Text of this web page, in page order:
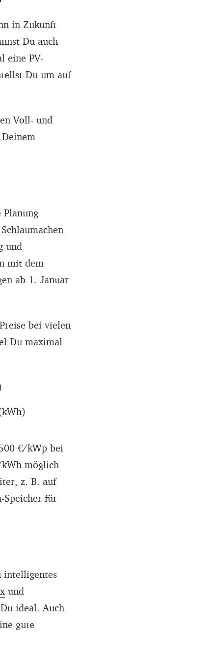
in Zukunft
Du auch
eine PV-
Du um auf
Voll- und
und
mit dem
ab 1. Januar
bei vielen
Du maximal
€/kWp bei
möglich
z. B. auf
für
intelligentes
und
ideal. Auch
gute